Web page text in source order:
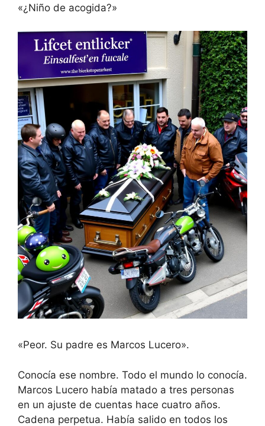
«¿Niño de acogida?»
«Peor. Su padre es Marcos Lucero».
Conocía ese nombre. Todo el mundo lo conocía.
Marcos Lucero había matado a tres personas
en un ajuste de cuentas hace cuatro años.
Cadena perpetua. Había salido en todos los